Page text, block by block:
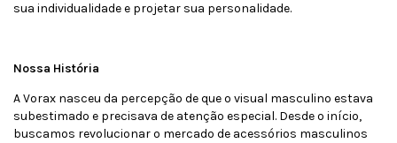
sua individualidade e projetar sua personalidade.
Nossa História
A Vorax nasceu da percepção de que o visual masculino estava
subestimado e precisava de atenção especial. Desde o início,
buscamos revolucionar o mercado de acessórios masculinos